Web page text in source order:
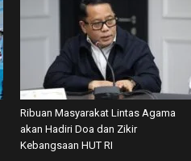
Ribuan Masyarakat Lintas Agama
akan Hadiri Doa dan Zikir
Kebangsaan HUT RI